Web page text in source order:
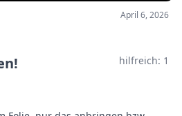
April 6, 2026
hilfreich: 1